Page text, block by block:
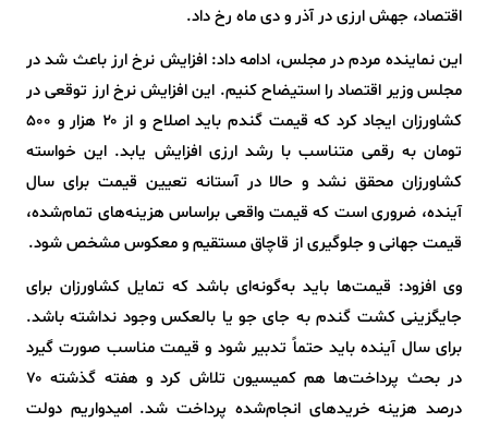
اقتصاد، جهش ارزی در آذر و دی ماه رخ داد.
این نماینده مردم در مجلس، ادامه داد: افزایش نرخ ارز باعث شد در
مجلس وزیر اقتصاد را استیضاح کنیم. این افزایش نرخ ارز توقعی در
کشاورزان ایجاد کرد که قیمت گندم باید اصلاح و از ۲۰ هزار و ۵۰۰
تومان به رقمی متناسب با رشد ارزی افزایش یابد. این خواسته
کشاورزان محقق نشد و حالا در آستانه تعیین قیمت برای سال
آینده، ضروری است که قیمت واقعی براساس هزینه‌های تمام‌شده،
قیمت جهانی و جلوگیری از قاچاق مستقیم و معکوس مشخص شود.
وی افزود: قیمت‌ها باید به‌گونه‌ای باشد که تمایل کشاورزان برای
جایگزینی کشت گندم به جای جو یا بالعکس وجود نداشته باشد.
برای سال آینده باید حتماً تدبیر شود و قیمت مناسب صورت گیرد
در بحث پرداخت‌ها هم کمیسیون تلاش کرد و هفته گذشته ۷۰
درصد هزینه خریدهای انجام‌شده پرداخت شد. امیدواریم دولت